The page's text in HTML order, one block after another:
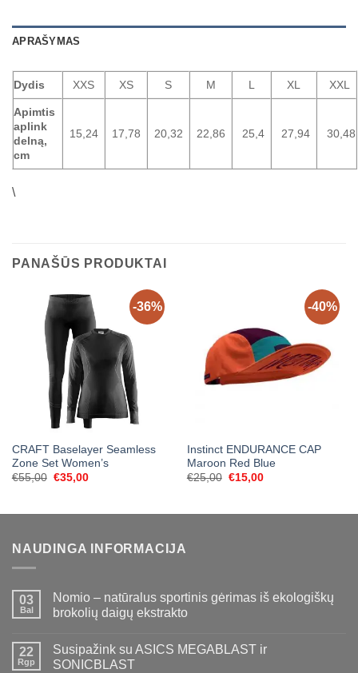
APRAŠYMAS
Dydis XXS XS S M L XL XXL
Apimtis
aplink
delną,
cm
15,24 17,78 20,32 22,86 25,4 27,94 30,48
\
PANAŠŪS PRODUKTAI
-36%
CRAFT Baselayer Seamless
Zone Set Women’s
€55,00 Original
€35,00Current
-40%
Instinct ENDURANCE CAP
Maroon Red Blue
€25,00 Original
€15,00Current
NAUDINGA INFORMACIJA
03
Bal
Nomio – natūralus sportinis gėrimas iš ekologiškų
brokolių daigų ekstrakto
22
Rgp
Susipažink su ASICS MEGABLAST ir
SONICBLAST